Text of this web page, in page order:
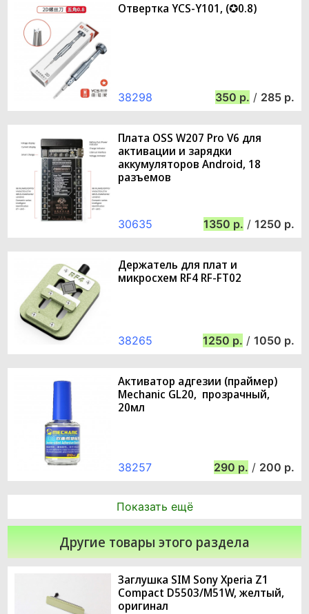
Отвертка YCS-Y101, (✪0.8)
38298 350 / 285
Плата OSS W207 Pro V6 для
активации и зарядки
аккумуляторов Android, 18
разъемов
30635 1350 / 1250
Держатель для плат и
микросхем RF4 RF-FT02
38265 1250 / 1050
Активатор адгезии (праймер)
Mechanic GL20, прозрачный,
20мл
38257 290 / 200
Показать ещё
Другие товары этого раздела
Заглушка SIM Sony Xperia Z1
Compact D5503/M51W, желтый,
оригинал